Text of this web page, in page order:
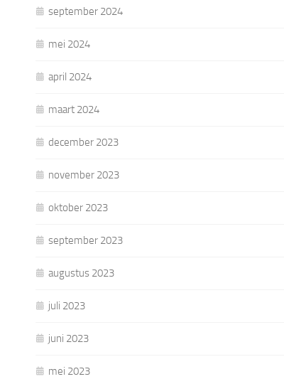
september 2024
mei 2024
april 2024
maart 2024
december 2023
november 2023
oktober 2023
september 2023
augustus 2023
juli 2023
juni 2023
mei 2023